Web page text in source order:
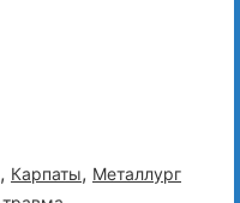
, Карпаты, Металлург